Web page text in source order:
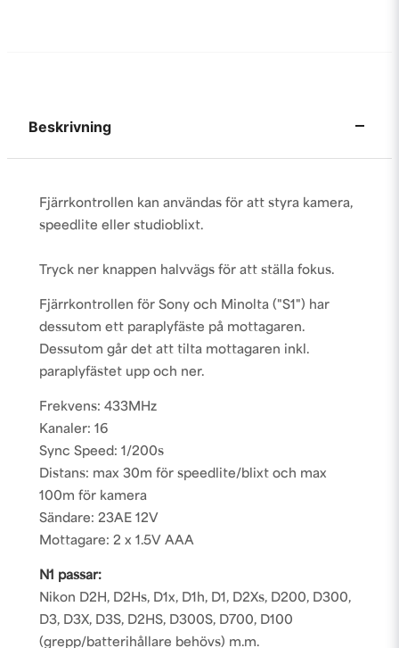
Beskrivning
Fjärrkontrollen kan användas för att styra kamera,
speedlite eller studioblixt.
Tryck ner knappen halvvägs för att ställa fokus.
Fjärrkontrollen för Sony och Minolta ("S1") har
dessutom ett paraplyfäste på mottagaren.
Dessutom går det att tilta mottagaren inkl.
paraplyfästet upp och ner.
Frekvens: 433MHz
Kanaler: 16
Sync Speed: 1/200s
Distans: max 30m för speedlite/blixt och max
100m för kamera
Sändare: 23AE 12V
Mottagare: 2 x 1.5V AAA
N1 passar:
Nikon D2H, D2Hs, D1x, D1h, D1, D2Xs, D200, D300,
D3, D3X, D3S, D2HS, D300S, D700, D100
(grepp/batterihållare behövs) m.m.